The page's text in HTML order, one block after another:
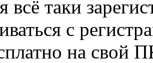
всё таки
с
на свой